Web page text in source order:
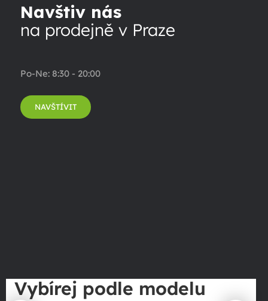
Navštiv nás
na prodejně v Praze
Po-Ne: 8:30 - 20:00
NAVŠTÍVIT
Vybírej podle modelu